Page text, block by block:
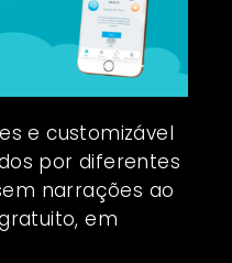
e customizável
por diferentes
narrações ao
em